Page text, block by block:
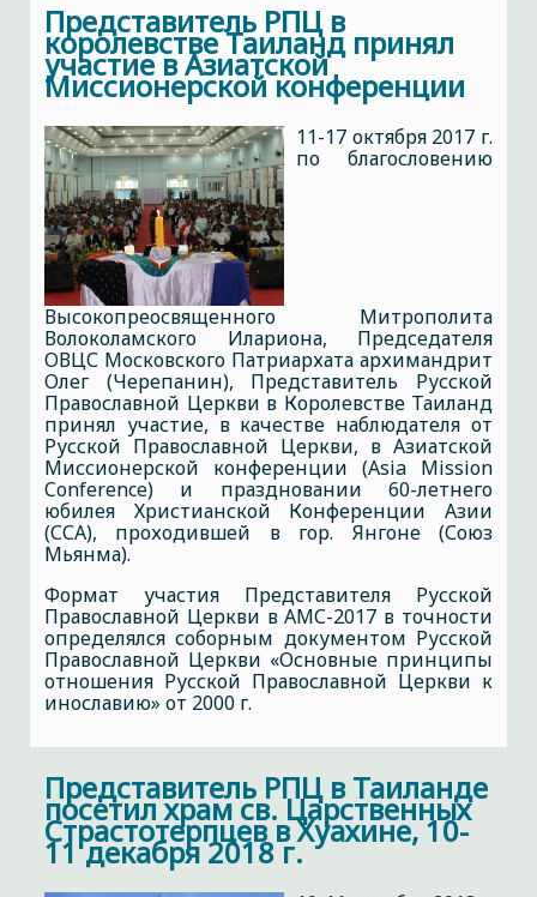
Представитель РПЦ в
королевстве Таиланд принял
участие в Азиатской
Миссионерской конференции
11-17 октября 2017 г.
по благословению
Высокопреосвященного Митрополита
Волоколамского Илариона, Председателя
ОВЦС Московского Патриархата архимандрит
Олег (Черепанин), Представитель Русской
Православной Церкви в Королевстве Таиланд
принял участие, в качестве наблюдателя от
Русской Православной Церкви, в Азиатской
Миссионерской конференции (Asia Mission
Conference) и праздновании 60-летнего
юбилея Христианской Конференции Азии
(ССА), проходившей в гор. Янгоне (Союз
Мьянма).
Формат участия Представителя Русской
Православной Церкви в АМС-2017 в точности
определялся соборным документом Русской
Православной Церкви «Основные принципы
отношения Русской Православной Церкви к
инославию» от 2000 г.
Представитель РПЦ в Таиланде
посетил храм св. Царственных
Страстотерпцев в Хуахине, 10-
11 декабря 2018 г.